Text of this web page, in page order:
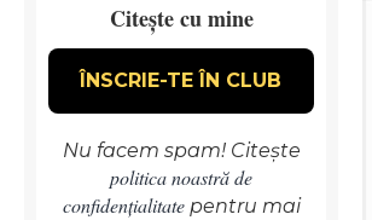
Citește cu mine
Nu facem spam! Citește
politica noastră de
confidențialitatepentru mai